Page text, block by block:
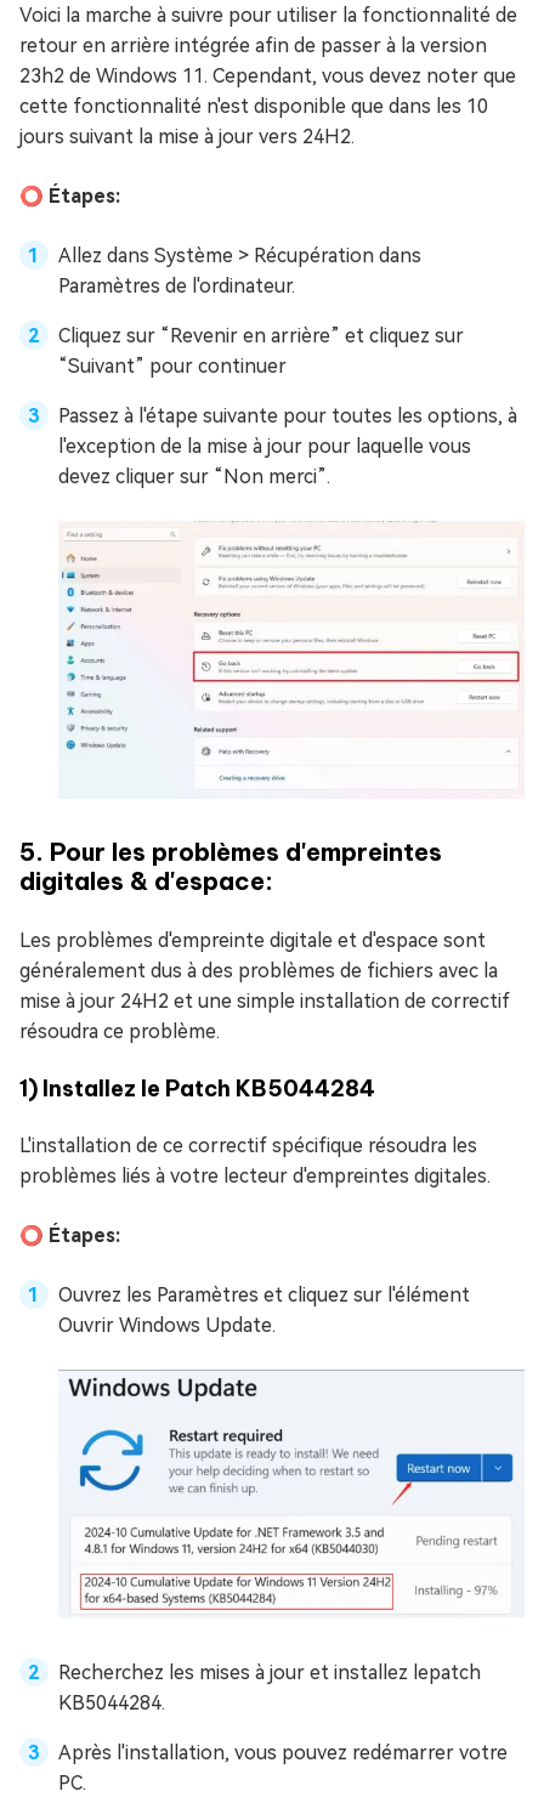
Voici la marche à suivre pour utiliser la fonctionnalité de
retour en arrière intégrée afin de passer à la version
23h2 de Windows 11. Cependant, vous devez noter que
cette fonctionnalité n'est disponible que dans les 10
jours suivant la mise à jour vers 24H2.
⭕ Étapes:
Allez dans Système > Récupération dans
Paramètres de l'ordinateur.
Cliquez sur “Revenir en arrière” et cliquez sur
“Suivant” pour continuer
Passez à l'étape suivante pour toutes les options, à
l'exception de la mise à jour pour laquelle vous
devez cliquer sur “Non merci”.
5. Pour les problèmes d'empreintes
digitales & d'espace:
Les problèmes d'empreinte digitale et d'espace sont
généralement dus à des problèmes de fichiers avec la
mise à jour 24H2 et une simple installation de correctif
résoudra ce problème.
1) Installez le Patch KB5044284
L'installation de ce correctif spécifique résoudra les
problèmes liés à votre lecteur d'empreintes digitales.
⭕ Étapes:
Ouvrez les Paramètres et cliquez sur l'élément
Ouvrir Windows Update.
Recherchez les mises à jour et installez lepatch
KB5044284.
Après l'installation, vous pouvez redémarrer votre
PC.